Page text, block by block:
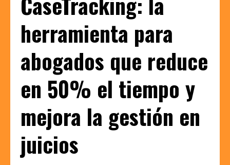
herramienta para
abogados que reduce
en 50% el tiempo y
mejora la gestión en
juicios